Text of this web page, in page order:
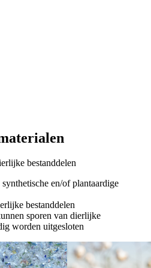
bestanddelen
en/of plantaardige
bestanddelen
sporen van dierlijke
worden uitgesloten